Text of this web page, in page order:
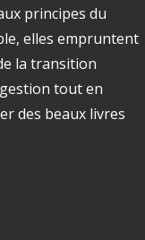
principes du
elles empruntent
la transition
tout en
des beaux livres